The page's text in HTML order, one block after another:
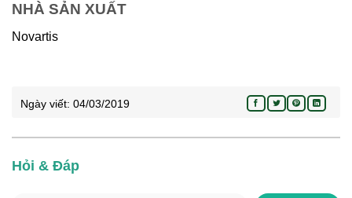
NHÀ SẢN XUẤT
Novartis
Ngày viết: 04/03/2019
Hỏi & Đáp